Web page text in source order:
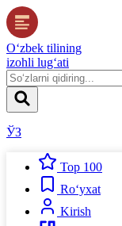
O‘zbek tilining
izohli lug‘ati
ЎЗ
Top 100
Ro‘yxat
Kirish